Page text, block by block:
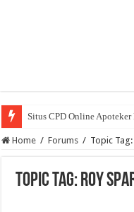
Situs CPD Online
Home / Forums / Topic
Topic Tag: roy